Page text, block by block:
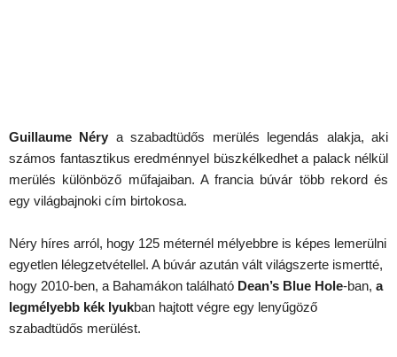
Guillaume Néry a szabadtüdős merülés legendás alakja, aki
számos fantasztikus eredménnyel büszkélkedhet a palack nélkül
merülés különböző műfajaiban. A francia búvár több rekord és
egy világbajnoki cím birtokosa.
Néry híres arról, hogy 125 méternél mélyebbre is képes lemerülni
egyetlen lélegzetvétellel. A búvár azután vált világszerte ismertté,
hogy 2010-ben, a Bahamákon található Dean’s Blue Hole-ban, a
legmélyebb kék lyukban hajtott végre egy lenyűgöző
szabadtüdős merülést.